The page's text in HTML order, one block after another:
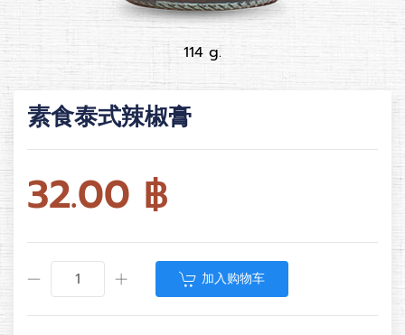
114 g.
素食泰式辣椒膏
32.00 ฿
加入购物车